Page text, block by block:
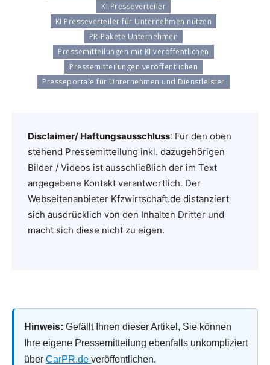
KI Presseverteiler
KI Presseverteiler für Unternehmen nutzen
PR-Pakete Unternehmen
Pressemitteilungen mit KI veröffentlichen
Pressemitteilungen veröffentlichen
Presseportale für Unternehmen und Dienstleister
Disclaimer/ Haftungsausschluss: Für den oben
stehend Pressemitteilung inkl. dazugehörigen
Bilder / Videos ist ausschließlich der im Text
angegebene Kontakt verantwortlich. Der
Webseitenanbieter Kfzwirtschaft.de distanziert
sich ausdrücklich von den Inhalten Dritter und
macht sich diese nicht zu eigen.
Hinweis: Gefällt Ihnen dieser Artikel, Sie können
Ihre eigene Pressemitteilung ebenfalls unkompliziert
über CarPR.de veröffentlichen.